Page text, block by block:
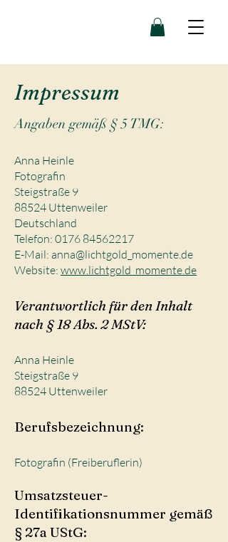
Impressum
Angaben gemäß § 5 TMG:
Anna Heinle
Fotografin
Steigstraße 9
88524 Uttenweiler
Deutschland
Telefon: 0176 84562217
E-Mail: anna@lichtgold_momente.de
Website: www.lichtgold_momente.de
Verantwortlich für den Inhalt
nach § 18 Abs. 2 MStV:
Anna Heinle
Steigstraße 9
88524 Uttenweiler
Berufsbezeichnung:
Fotografin (Freiberuflerin)
Umsatzsteuer-
Identifikationsnummer gemäß
§ 27a UStG: